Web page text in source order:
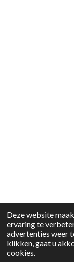
Deze website
ervaring te
advertenties weer
klikken, gaat u
cookies.
© 2024 - 2026
Powered by